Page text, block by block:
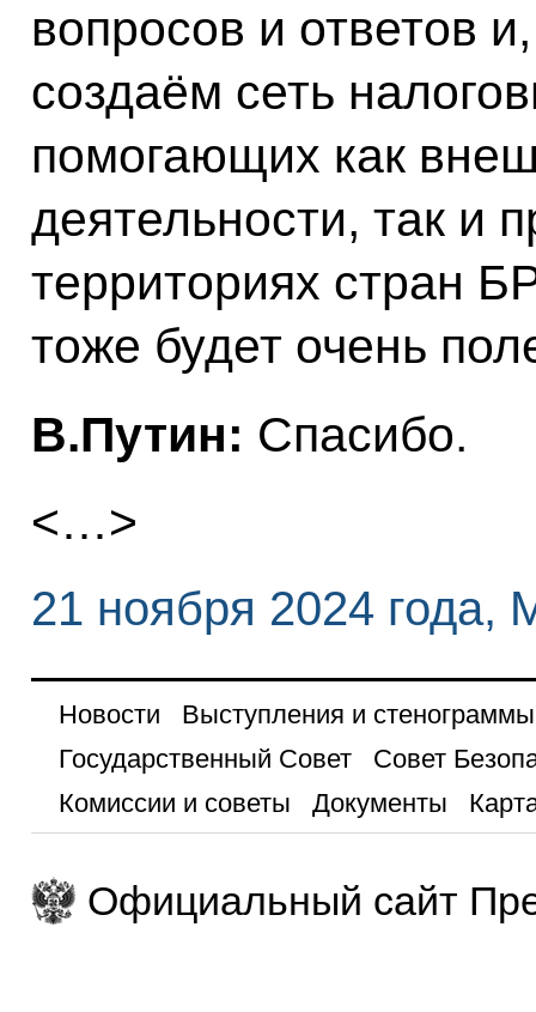
вопросов и ответов
создаём сеть
помогающих как
деятельности, так и
территориях стран
тоже будет очень
В.Путин: Спасибо.
<…>
21 ноября 2024 года,
Новости
Выступления и стенограммы
Государственный Совет
Совет
Комиссии и советы
Документы
Официальный сайт